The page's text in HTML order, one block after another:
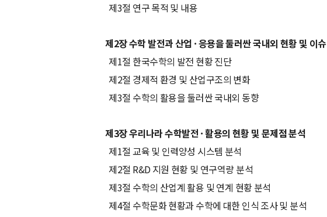
제3절 연구 목적 및 내용
제2장 수학 발전과 산업 · 응용을 둘러싼 국내외 현황 및 이슈
제1절 한국수학의 발전 현황 진단
제2절 경제적 환경 및 산업구조의 변화
제3절 수학의 활용을 둘러싼 국내외 동향
제3장 우리나라 수학발전·활용의 현황 및 문제점 분석
제1절 교육 및 인력양성 시스템 분석
제2절 R&D 지원 현황 및 연구역량 분석
제3절 수학의 산업계 활용 및 연계 현황 분석
제4절 수학문화 현황과 수학에 대한 인식 조사 및 분석